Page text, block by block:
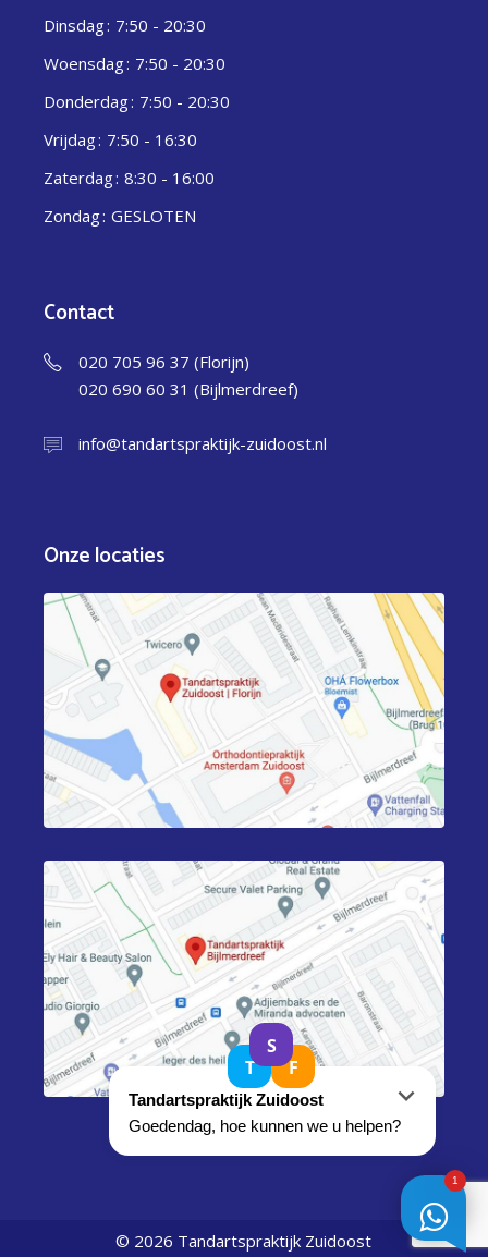
Dinsdag 7:50 - 20:30
Woensdag 7:50 - 20:30
Donderdag 7:50 - 20:30
Vrijdag 7:50 - 16:30
Zaterdag 8:30 - 16:00
Zondag GESLOTEN
Contact
020 705 96 37 (Florijn)
020 690 60 31 (Bijlmerdreef)
info@tandartspraktijk-zuidoost.nl
Onze locaties
© 2026 Tandartspraktijk Zuidoost